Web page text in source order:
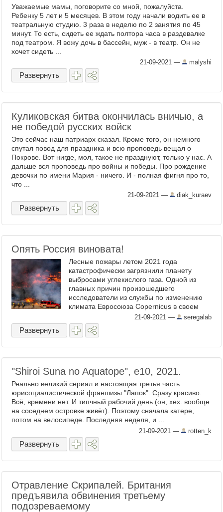
Уважаемые мамы, поговорите со мной, пожалуйста.
Ребенку 5 лет и 5 месяцев. В этом году начали водить ее в
театральную студию. 3 раза в неделю по 2 занятия по 45
минут. То есть, сидеть ее ждать полтора часа в раздевалке
под театром. Я вожу дочь в бассейн, муж - в театр. Он не
хочет сидеть ...
21-09-2021 — malyshi
Развернуть
Куликовская битва окончилась вничью, а
не победой русских войск
Это сейчас наш патриарх сказал. Кроме того, он немного
спутал повод для праздника и всю проповедь вещал о
Покрове. Вот нигде, мол, такое не празднуют, только у нас. А
дальше вся проповедь про войны и победы. Про рождение
девочки по имени Мария - ничего. И - полная фигня про то,
что ...
21-09-2021 — diak_kuraev
Развернуть
Опять Россия виновата!
Лесные пожары летом 2021 года
катастрофически загрязнили планету
выбросами углекислого газа. Одной из
главных причин произошедшего
исследователи из службы по изменению
климата Евросоюза Copernicus в своем
докладе назвали пожары в Сибири. Во как!
По данным аналитиков, в результате ...
21-09-2021 — seregalab
Развернуть
"Shiroi Suna no Aquatope", е10, 2021.
Реально великий сериал и настоящая третья часть
юрисоциалистической франшизы "Лапок". Сразу красиво.
Всё, времени нет. И типчный рабочий день (он, хех. вообще
на соседнем островке живёт). Поэтому сначала катере,
потом на велосипеде. Последняя неделя, и ...
21-09-2021 — rotten_k
Развернуть
Отравление Скрипалей. Британия
предъявила обвинения третьему
подозреваемому